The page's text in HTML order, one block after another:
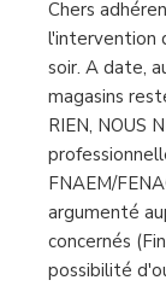
Chers
l'intervention
soir. A date,
magasins
RIEN, NOUS
FNAEM/
argumenté
concernés
possibilité